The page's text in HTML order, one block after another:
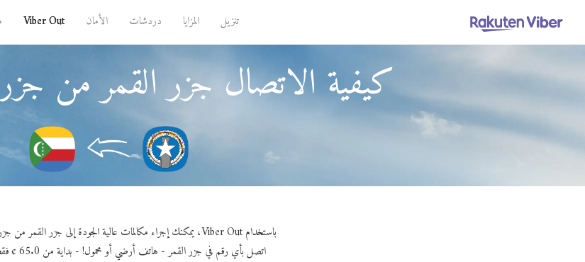
تنزيل المزايا دردشات الأمان Viber Out
كيفية الاتصال جزر القمر من جزر
باستخدام Viber Out، يمكنك إجراء مكالمات عالية الجودة إلى جزر القمر من جزر ماريانا الشمالية.
اتصل بأي رقم في جزر القمر - هاتف أرضي أو محمول! - بداية من 65.0 ¢ فقط لكل دقيقة.